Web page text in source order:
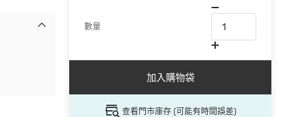
數量
加入購物袋
查看門市庫存 (可能有時間誤差)